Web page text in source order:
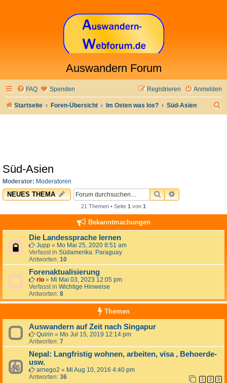
Auswandern Forum
FAQ Spenden Anmelden
Registrieren
Startseite Foren-Übersicht Im Osten was los? Süd-Asien
Süd-Asien
Moderator: Moderatoren
NEUES THEMA SUCHEERWEITERTE
21 Themen • Seite 1 von 1
Bekanntmachungen
Die Landessprache lernen
Jupp « Mo Mai 25, 2020 8:51 am
Verfasst in Südamerika: Paraguay
Antworten: 10
Forenaktualisierung
rio « Mi Mai 03, 2023 12:05 pm
Verfasst in Wichtige Hinweise
Antworten: 8
Themen
Auswandern auf Zeit nach Singapur
Quirin « Mo Jul 15, 2019 12:14 pm
Antworten: 7
Nepal: Langfristig wohnen, arbeiten, visa , Behoerde-
usw.
arnego2 « Mi Aug 10, 2016 4:40 pm
Antworten: 36 1 2 3